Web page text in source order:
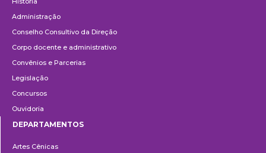
Administração
Conselho Consultivo da Direção
Corpo docente e administrativo
Convênios e Parcerias
Legislação
Concursos
Ouvidoria
DEPARTAMENTOS
Artes Cênicas